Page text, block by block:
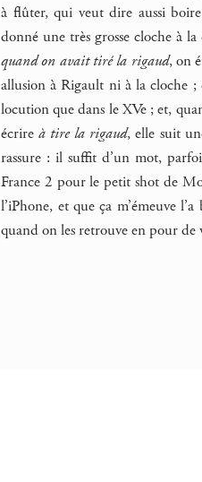
à flûter, qui veut dire aussi
donné une très grosse cloche à
quand on avait tiré la rigaud, on
allusion à Rigault ni à la cloche ;
locution que dans le XVe ; et,
écrireà tire la rigaud, elle suit
rassure : il suffit d’un mot,
France 2 pour le petit shot de
l’iPhone, et que ça m’émeuve
quand on les retrouve en pour de